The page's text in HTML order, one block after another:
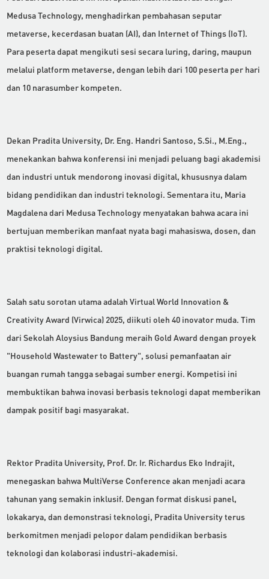
Medusa Technology, menghadirkan pembahasan seputar
metaverse, kecerdasan buatan (AI), dan Internet of Things (IoT).
Para peserta dapat mengikuti sesi secara luring, daring, maupun
melalui platform metaverse, dengan lebih dari 100 peserta per hari
dan 10 narasumber kompeten.
Dekan Pradita University, Dr. Eng. Handri Santoso, S.Si., M.Eng.,
menekankan bahwa konferensi ini menjadi peluang bagi akademisi
dan industri untuk mendorong inovasi digital, khususnya dalam
bidang pendidikan dan industri teknologi. Sementara itu, Maria
Magdalena dari Medusa Technology menyatakan bahwa acara ini
bertujuan memberikan manfaat nyata bagi mahasiswa, dosen, dan
praktisi teknologi digital.
Salah satu sorotan utama adalah Virtual World Innovation &
Creativity Award (Virwica) 2025, diikuti oleh 40 inovator muda. Tim
dari Sekolah Aloysius Bandung meraih Gold Award dengan proyek
"Household Wastewater to Battery", solusi pemanfaatan air
buangan rumah tangga sebagai sumber energi. Kompetisi ini
membuktikan bahwa inovasi berbasis teknologi dapat memberikan
dampak positif bagi masyarakat.
Rektor Pradita University, Prof. Dr. Ir. Richardus Eko Indrajit,
menegaskan bahwa MultiVerse Conference akan menjadi acara
tahunan yang semakin inklusif. Dengan format diskusi panel,
lokakarya, dan demonstrasi teknologi, Pradita University terus
berkomitmen menjadi pelopor dalam pendidikan berbasis
teknologi dan kolaborasi industri-akademisi.